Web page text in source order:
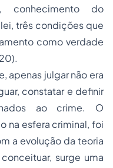
conhecimento do
três condições que
como verdade
apenas julgar não era
constatar e definir
ao crime. O
na esfera criminal, foi
a evolução da teoria
surge uma